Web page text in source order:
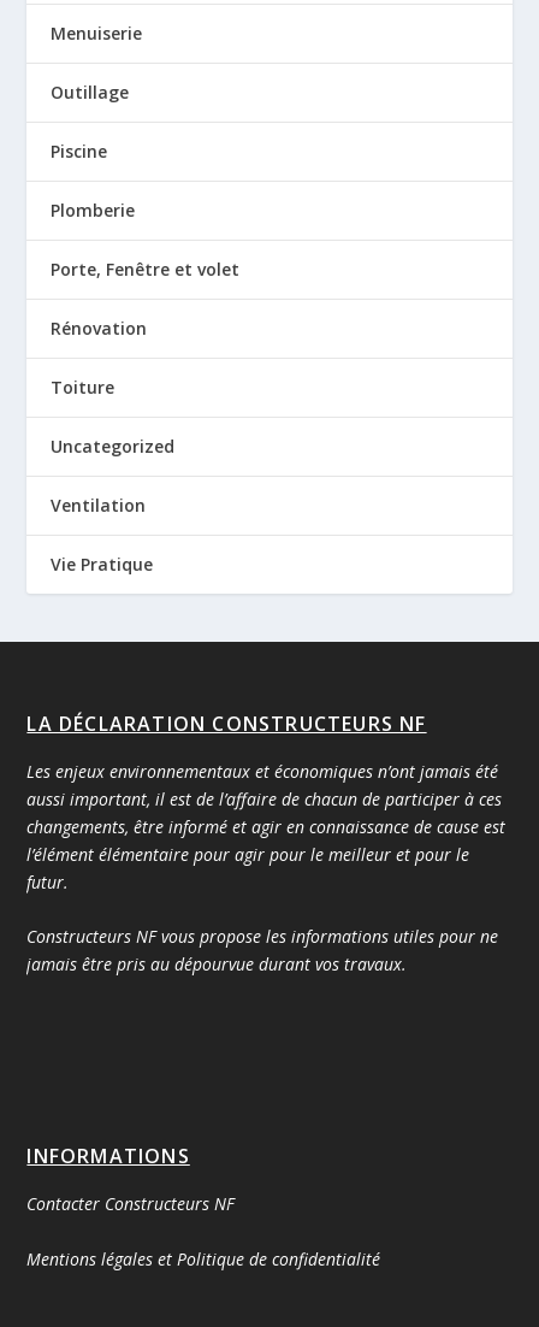
Menuiserie
Outillage
Piscine
Plomberie
Porte, Fenêtre et volet
Rénovation
Toiture
Uncategorized
Ventilation
Vie Pratique
LA DÉCLARATION CONSTRUCTEURS NF
Les enjeux environnementaux et économiques n’ont jamais été
aussi important, il est de l’affaire de chacun de participer à ces
changements, être informé et agir en connaissance de cause est
l’élément élémentaire pour agir pour le meilleur et pour le
futur.
Constructeurs NF vous propose les informations utiles pour ne
jamais être pris au dépourvue durant vos travaux.
INFORMATIONS
Contacter Constructeurs NF
Mentions légales et Politique de confidentialité